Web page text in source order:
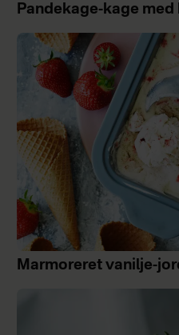
Pandekage-kage
Marmoreret vanilje-